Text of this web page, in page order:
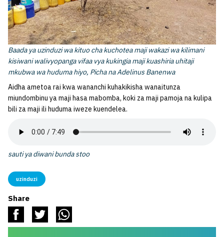
Baada ya uzinduzi wa kituo cha kuchotea maji wakazi wa kilimani
kisiwani walivyopanga vifaa vya kukingia maji kuashiria uhitaji
mkubwa wa huduma hiyo, Picha na Adelinus Banenwa
Aidha ametoa rai kwa wananchi kuhakikisha wanaitunza
miundombinu ya maji hasa mabomba, koki za maji pamoja na kulipa
bili za maji ili huduma iweze kuendelea.
sauti ya diwani bunda stoo
uzinduzi
Share